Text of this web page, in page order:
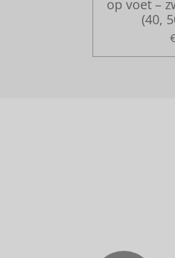
op voet –
(40,